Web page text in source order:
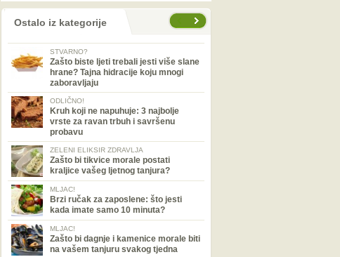
Ostalo iz kategorije
STVARNO?
Zašto biste ljeti trebali jesti više slane
hrane? Tajna hidracije koju mnogi
zaboravljaju
ODLIČNO!
Kruh koji ne napuhuje: 3 najbolje
vrste za ravan trbuh i savršenu
probavu
ZELENI ELIKSIR ZDRAVLJA
Zašto bi tikvice morale postati
kraljice vašeg ljetnog tanjura?
MLJAC!
Brzi ručak za zaposlene: što jesti
kada imate samo 10 minuta?
MLJAC!
Zašto bi dagnje i kamenice morale biti
na vašem tanjuru svakog tjedna